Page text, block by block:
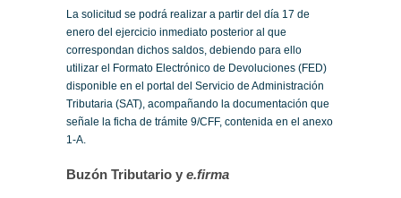
La solicitud se podrá realizar a partir del día 17 de
enero del ejercicio inmediato posterior al que
correspondan dichos saldos, debiendo para ello
utilizar el Formato Electrónico de Devoluciones (FED)
disponible en el portal del Servicio de Administración
Tributaria (SAT), acompañando la documentación que
señale la ficha de trámite 9/CFF, contenida en el anexo
1-A.
Buzón Tributario y e.firma